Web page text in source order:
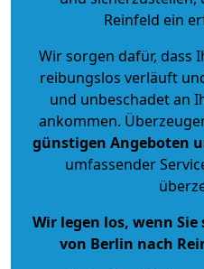
Reinfeld ein
Wir sorgen dafür, dass
reibungslos verläuft
und unbeschadet an
ankommen.
günstigen Angeboten
umfassender
Wir legen los, wenn
von Berlin nach